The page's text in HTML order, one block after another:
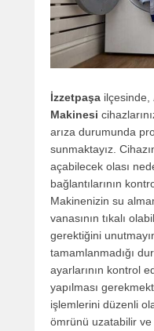
İzzetpaşa ilçesinde,
Makinesi
arıza durumunda
sunmaktayız.
açabilecek olası
bağlantılarının
Makinenizin su
vanasının tıkalı
gerektiğini
tamamlanmadığı
ayarlarının kontrol
yapılması
işlemlerini düzenli
ömrünü uzatabilir ve